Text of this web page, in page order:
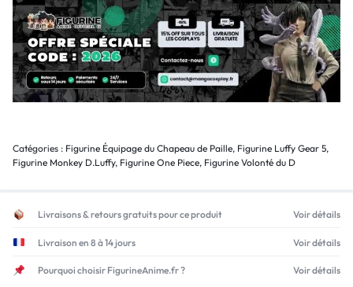
Catégories : Figurine Équipage du Chapeau de Paille, Figurine Luffy Gear 5,
Figurine Monkey D.Luffy, Figurine One Piece, Figurine Volonté du D
Livraisons & retours gratuits pour ce produit Voir détails
Livraison en 8 à 14 jours Voir détails
Pourquoi choisir FigurineAnime.fr ? Voir détails